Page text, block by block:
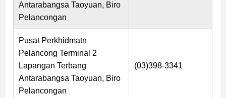
Antarabangsa Taoyuan, Biro
Pelancongan
Pusat Perkhidmatn
Pelancong Terminal 2
Lapangan Terbang
Antarabangsa Taoyuan, Biro
Pelancongan
(03)398-3341